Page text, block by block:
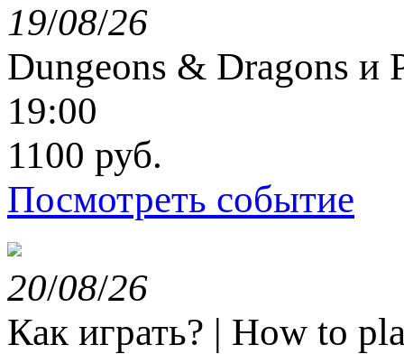
19/08/26
Dungeons & Dragons и
19:00
1100 руб.
Посмотреть событие
20/08/26
Как играть? | How to